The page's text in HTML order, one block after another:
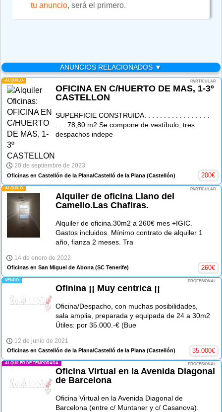
tu anuncio, será el primero.
ANUNCIOS RELACIONADOS ▼
-ALQUILO- PARTICULAR
OFICINA EN C/HUERTO DE MAS, 1-3º
CASTELLON
SUPERFICIE CONSTRUIDA. . . . . . . . . . . . . . . . .
. . . 78,80 m2 Se compone de vestíbulo, tres
despachos indepe
20 de septiembre de 2023
Oficinas en Castellón de la Plana/Castelló de la Plana (Castellón) 200€
-ALQUILO- PARTICULAR
Alquiler de oficina Llano del
Camello.Las Chafiras.
Alquiler de oficina.30m2 a 260€ mes +IGIC.
Gastos incluidos. Mínimo contrato de alquiler 1
año, fianza 2 meses. Tra
14 de enero de 2022
Oficinas en San Miguel de Abona (SC Tenerife) 260€
-VENDO- PROFESIONAL
Ofinina ¡¡ Muy centrica ¡¡
Oficina/Despacho, con muchas posibilidades,
sala amplia, preparada y equipada de 24 a 30m2
Útiles: por 35.000.-€ (Bue
12 de junio de 2021
Oficinas en Castellón de la Plana/Castelló de la Plana (Castellón) 35.000€
-ALQUILER DE TEMPORADA- PROFESIONAL
Oficina Virtual en la Avenida Diagonal
de Barcelona
Oficina Virtual en la Avenida Diagonal de
Barcelona (entre c/ Muntaner y c/ Casanova).